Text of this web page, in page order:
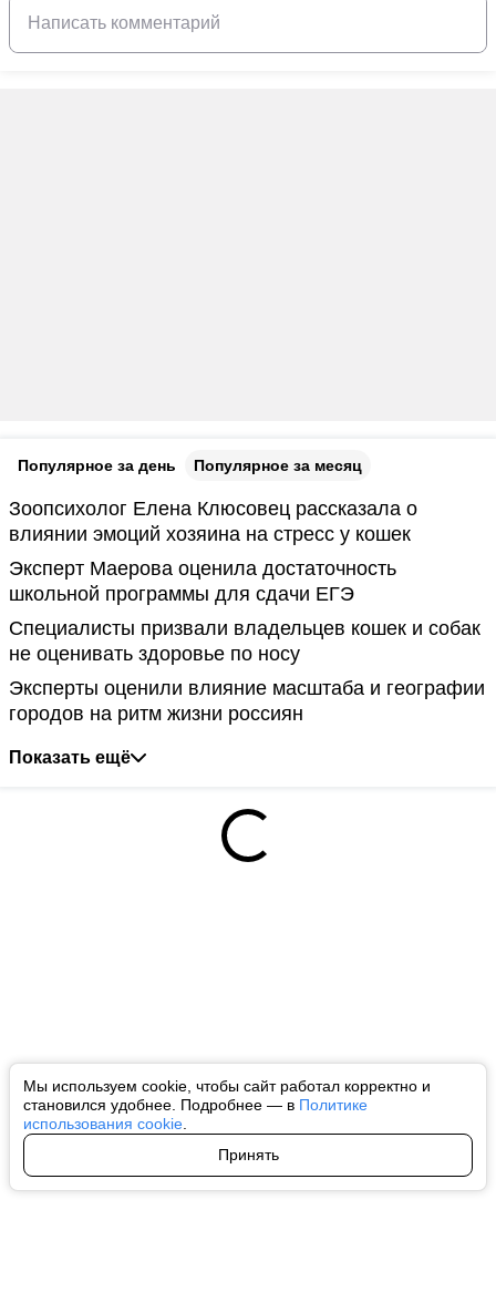
Мы используем cookie, чтобы сайт работал корректно и
становился удобнее. Подробнее — в Политике
использования cookie
Принять
Популярное за день Популярное за месяц
Зоопсихолог Елена Клюсовец рассказала о
влиянии эмоций хозяина на стресс у кошек
Эксперт Маерова оценила достаточность
школьной программы для сдачи ЕГЭ
Специалисты призвали владельцев кошек и собак
не оценивать здоровье по носу
Эксперты оценили влияние масштаба и географии
городов на ритм жизни россиян
Показать ещё